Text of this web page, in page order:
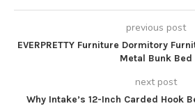
previous post
EVERPRETTY Furniture Dormitory
Metal Bunk Bed
next post
Why Intake’s 12-Inch Carded Hook